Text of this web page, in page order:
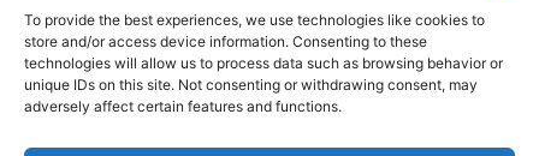
To provide the best experiences, we use technologies like cookies to
store and/or access device information. Consenting to these
technologies will allow us to process data such as browsing behavior or
unique IDs on this site. Not consenting or withdrawing consent, may
adversely affect certain features and functions.
Artificial Intelligence and Human Creativity
test 20:19
123